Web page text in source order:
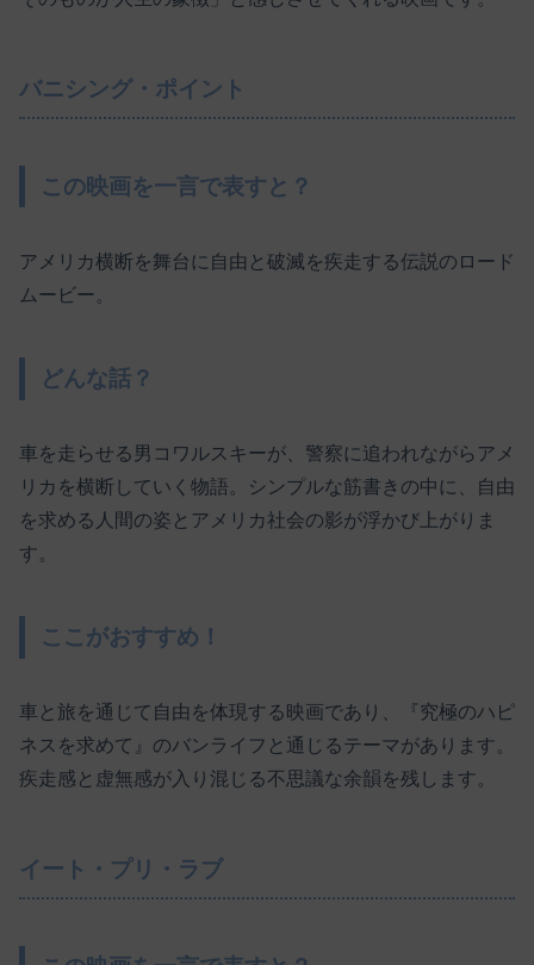
バニシング・ポイント
この映画を一言で表すと？
アメリカ横断を舞台に自由と破滅を疾走する伝説のロード
ムービー。
どんな話？
車を走らせる男コワルスキーが、警察に追われながらアメ
リカを横断していく物語。シンプルな筋書きの中に、自由
を求める人間の姿とアメリカ社会の影が浮かび上がりま
す。
ここがおすすめ！
車と旅を通じて自由を体現する映画であり、『究極のハピ
ネスを求めて』のバンライフと通じるテーマがあります。
疾走感と虚無感が入り混じる不思議な余韻を残します。
イート・プリ・ラブ